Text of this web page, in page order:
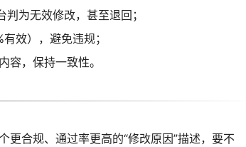
判为无效修改，甚至退回；
有效），避免违规；
容，保持一致性。
合规、通过率更高的“修改原因”描述，要不